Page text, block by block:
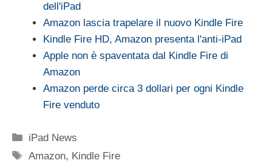
dell'iPad
Amazon lascia trapelare il nuovo Kindle Fire
Kindle Fire HD, Amazon presenta l'anti-iPad
Apple non è spaventata dal Kindle Fire di
Amazon
Amazon perde circa 3 dollari per ogni Kindle
Fire venduto
Categorie
iPad News
Tag
Amazon, Kindle Fire